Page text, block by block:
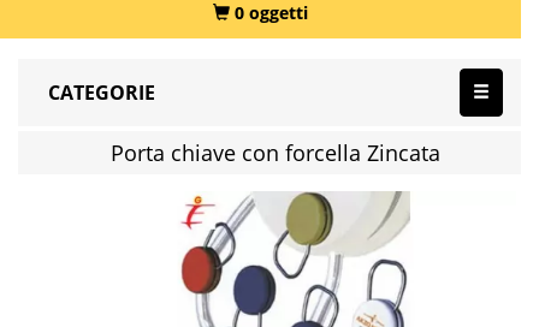
0 oggetti
CATEGORIE
Porta chiave con forcella Zincata